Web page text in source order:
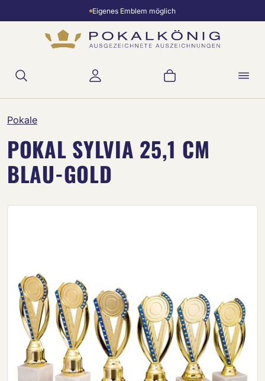
Zum Hauptinhalt springenEigenes Emblem möglich
Warenkorb
Pokale
POKAL SYLVIA 25,1 CM
BLAU-GOLD